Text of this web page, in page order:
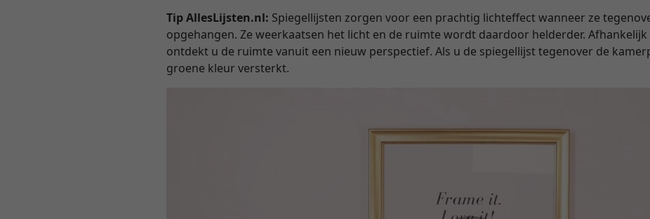
Tip AllesLijsten.nl: Spiegellijsten zorgen voor een prachtig lichteffect wanneer ze
opgehangen. Ze weerkaatsen het licht en de ruimte wordt daardoor helderder. Afhankelijk
ontdekt u de ruimte vanuit een nieuw perspectief. Als u de spiegellijst tegenover de
groene kleur versterkt.